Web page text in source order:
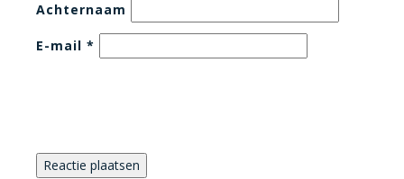
Achternaam
E-mail *